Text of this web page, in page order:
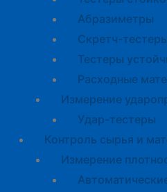
Абразиметры
Скретч-
Тестеры
Расходные
Измерение
Удар-тестеры
Контроль сырья и
Измерение